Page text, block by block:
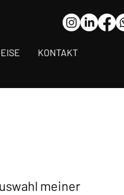
KONTAKT
meiner